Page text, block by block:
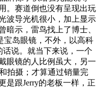
。赛道倒也没有呈现出玩
波导光机很小，加上显示
暗示，雷鸟找上了博士、
宝岛眼镜，不外，以高科
说。就当下来说，一个
眼镜的人比例虽大，另一
拍摄；才算通过销量完
是跟Jerry的老板一样，正